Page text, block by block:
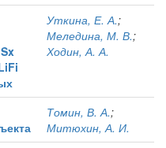
Уткина, Е. А.;
Меледина, М. В.;
Ходин, А. А.
Томин, В. А.;
Митюхин, А. И.